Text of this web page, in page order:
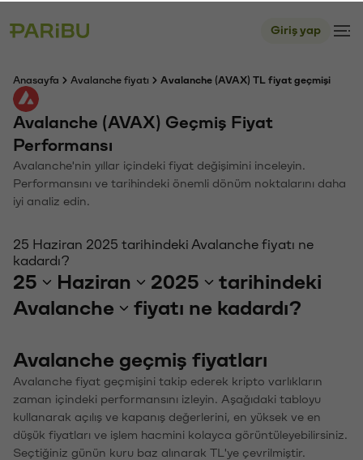
Giriş yap
Anasayfa Avalanche fiyatı Avalanche (AVAX) TL fiyat geçmişi
Avalanche (AVAX) Geçmiş Fiyat
Performansı
Avalanche'nin yıllar içindeki fiyat değişimini inceleyin.
Performansını ve tarihindeki önemli dönüm noktalarını daha
iyi analiz edin.
25 Haziran 2025 tarihindeki Avalanche fiyatı ne
kadardı?
25 Haziran 2025
tarihindeki
Avalanche
fiyatı ne kadardı?
Avalanche geçmiş fiyatları
Avalanche fiyat geçmişini takip ederek kripto varlıkların
zaman içindeki performansını izleyin. Aşağıdaki tabloyu
kullanarak açılış ve kapanış değerlerini, en yüksek ve en
düşük fiyatları ve işlem hacmini kolayca görüntüleyebilirsiniz.
Seçtiğiniz günün kuru baz alınarak TL'ye çevrilmiştir.